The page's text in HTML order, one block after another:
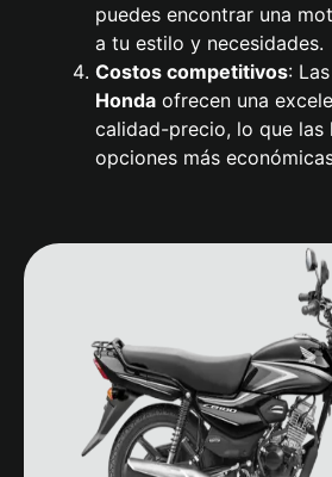
puedes encontrar una
a tu estilo y necesidades.
Costos competitivos: Las
Honda ofrecen una
calidad-precio, lo que las
opciones más